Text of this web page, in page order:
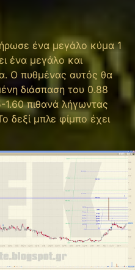
ένα μεγάλο κύμα 1
ένα μεγάλο και
Ο πυθμένας αυτός θα
διάσπαση του 0.88
1.60 πιθανά λήγωντας
δεξί μπλε φίμπο έχει